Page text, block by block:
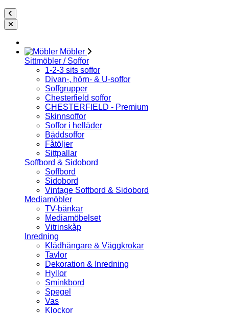
Möbler
Sittmöbler / Soffor
1-2-3 sits soffor
Divan-, hörn- & U-soffor
Soffgrupper
Chesterfield soffor
CHESTERFIELD - Premium
Skinnsoffor
Soffor i helläder
Bäddsoffor
Fåtöljer
Sittpallar
Soffbord & Sidobord
Soffbord
Sidobord
Vintage Soffbord & Sidobord
Mediamöbler
TV-bänkar
Mediamöbelset
Vitrinskåp
Inredning
Klädhängare & Väggkrokar
Tavlor
Dekoration & Inredning
Hyllor
Sminkbord
Spegel
Vas
Klockor